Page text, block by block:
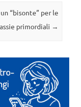
“bisonte” per le
primordiali →